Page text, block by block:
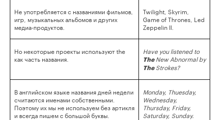
Не употребляется с названиями фильмов,
игр, музыкальных альбомов и других
медиа-продуктов.
Twilight, Skyrim,
Game of Thrones, Led
Zeppelin II.
Но некоторые проекты используют the
как часть названия.
Have you listened to
TheNew Abnormal by
TheStrokes?
В английском языке названия дней недели
считаются именами собственными.
Поэтому их мы не используем без артикля
и всегда пишем с большой буквы.
Monday, Thuesday,
Wednesday,
Thursday, Friday,
Saturday, Sunday.